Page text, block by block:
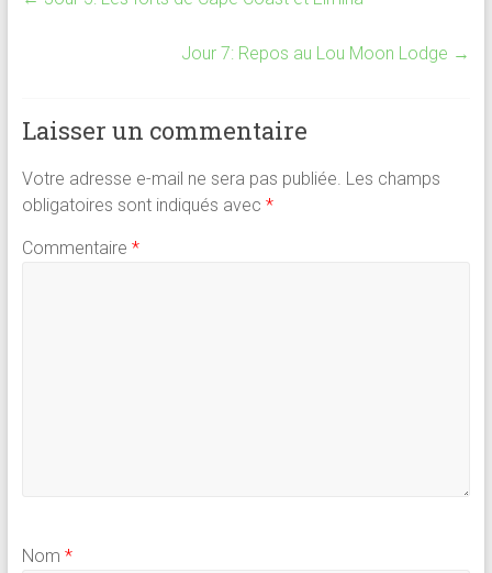
p
t
er
Jour 7: Repos au Lou Moon Lodge →
Laisser un commentaire
Votre adresse e-mail ne sera pas publiée. Les champs
obligatoires sont indiqués avec *
Commentaire *
Nom *